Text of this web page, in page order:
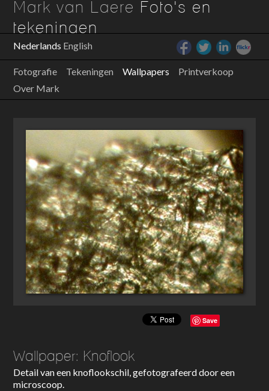
Mark van Laere Foto's en
tekeningen
Nederlands English
Fotografie Tekeningen Wallpapers
Printverkoop
Over Mark
Save
Wallpaper: Knoflook
Detail van een knoflookschil, gefotografeerd door een
microscoop.